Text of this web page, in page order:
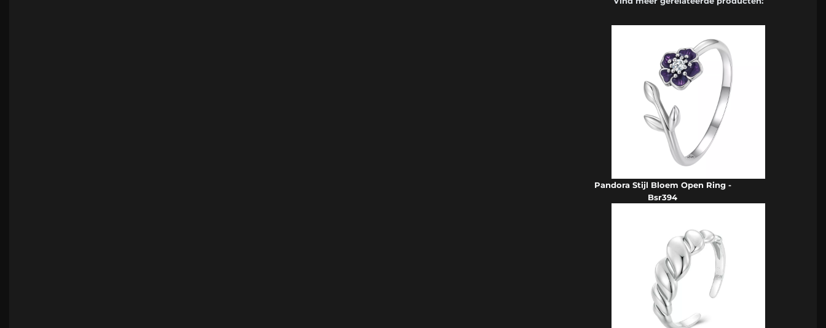
Pandora Stijl Bloem Open Ring -
Bsr394